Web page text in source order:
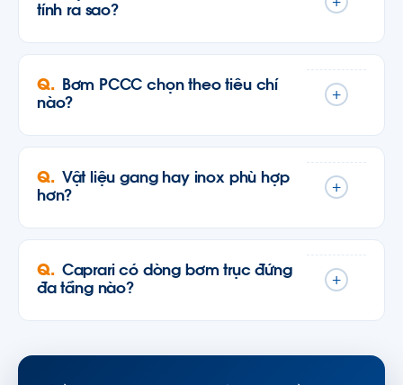
tính ra sao?
Bơm PCCC chọn theo tiêu chí
nào?
+
Vật liệu gang hay inox phù hợp
hơn?
+
Caprari có dòng bơm trục đứng
đa tầng nào?
+